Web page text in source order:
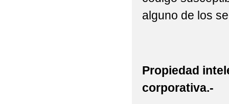
alguno de los
Propiedad
corporativa.-